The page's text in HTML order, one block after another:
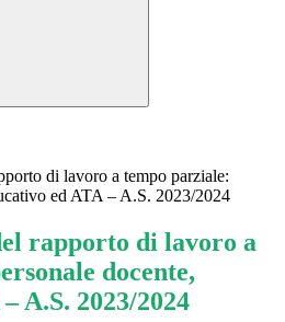
di lavoro a tempo parziale:
ed ATA – A.S. 2023/2024
rapporto di lavoro a
docente,
A.S. 2023/2024